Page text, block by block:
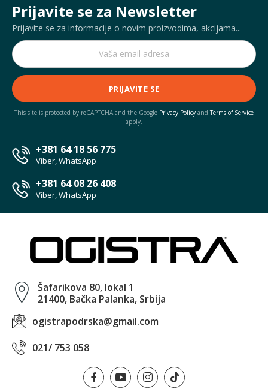
Prijavite se za Newsletter
Prijavite se za informacije o novim proizvodima, akcijama...
PRIJAVITE SE
This site is protected by reCAPTCHA and the Google Privacy Policy andTerms of Service
apply.
+381 64 18 56 775
Viber, WhatsApp
+381 64 08 26 408
Viber, WhatsApp
Šafarikova 80, lokal 1
21400, Bačka Palanka, Srbija
ogistrapodrska@gmail.com
021/ 753 058